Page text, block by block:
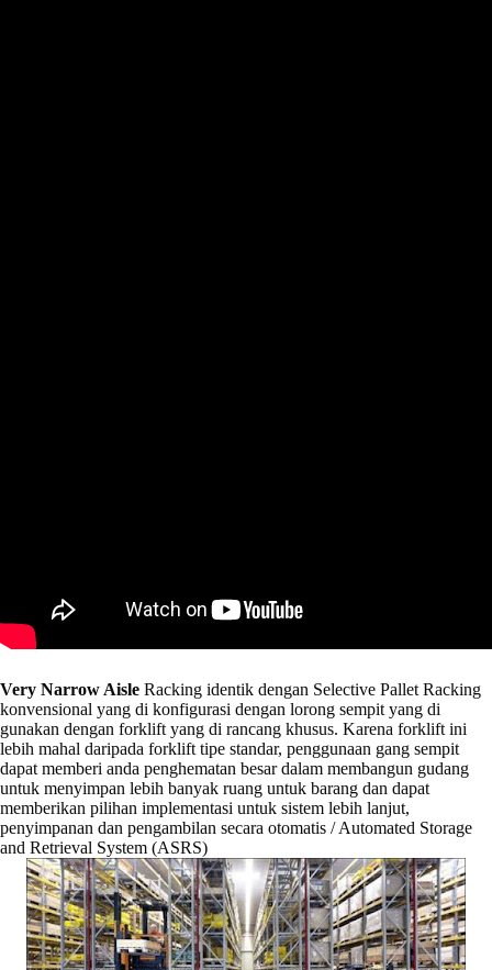
Very Narrow Aisle Racking identik dengan Selective Pallet Racking
konvensional yang di konfigurasi dengan lorong sempit yang di
gunakan dengan forklift yang di rancang khusus. Karena forklift ini
lebih mahal daripada forklift tipe standar, penggunaan gang sempit
dapat memberi anda penghematan besar dalam membangun gudang
untuk menyimpan lebih banyak ruang untuk barang dan dapat
memberikan pilihan implementasi untuk sistem lebih lanjut,
penyimpanan dan pengambilan secara otomatis / Automated Storage
and Retrieval System (ASRS)